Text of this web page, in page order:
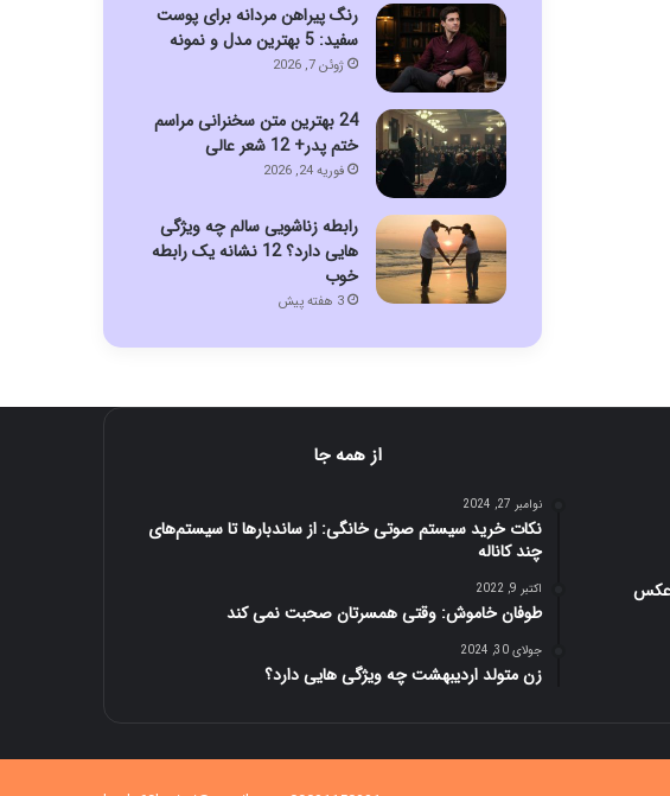
رنگ پیراهن مردانه برای پوست
سفید: 5 بهترین مدل و نمونه
ژوئن 7, 2026
24 بهترین متن سخنرانی مراسم
ختم پدر+ 12 شعر عالی
فوریه 24, 2026
رابطه زناشویی سالم چه ویژگی
هایی دارد؟ 12 نشانه یک رابطه
خوب
3 هفته پیش
از همه جا
نوامبر 27, 2024
نکات خرید سیستم‌ صوتی خانگی: از ساندبارها تا سیستم‌های
چند کاناله
اکتبر 9, 2022
طوفان خاموش: وقتی همسرتان صحبت نمی کند
جولای 30, 2024
زن متولد ارديبهشت چه ویژگی هایی دارد؟